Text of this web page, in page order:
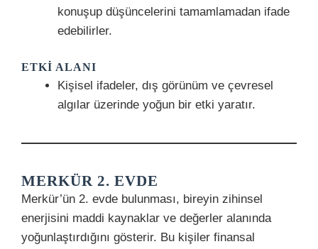
konuşup düşüncelerini tamamlamadan ifade
edebilirler.
ETKI ALANI
Kişisel ifadeler, dış görünüm ve çevresel
algılar üzerinde yoğun bir etki yaratır.
MERKÜR 2. EVDE
Merkür’ün 2. evde bulunması, bireyin zihinsel
enerjisini maddi kaynaklar ve değerler alanında
yoğunlaştırdığını gösterir. Bu kişiler finansal